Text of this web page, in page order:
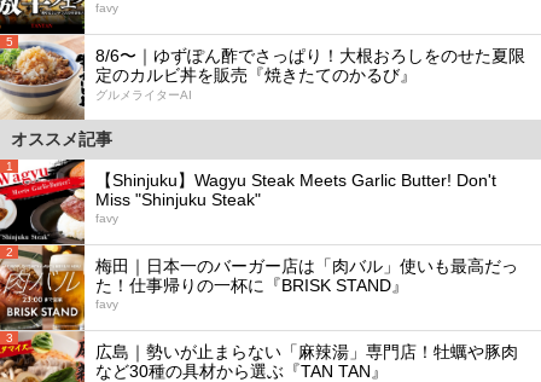
favy
5
8/6〜｜ゆずぽん酢でさっぱり！大根おろしをのせた夏限
定のカルビ丼を販売『焼きたてのかるび』
グルメライターAI
オススメ記事
1
【Shinjuku】Wagyu Steak Meets Garlic Butter! Don't
Miss "Shinjuku Steak"
favy
2
梅田｜日本一のバーガー店は「肉バル」使いも最高だっ
た！仕事帰りの一杯に『BRISK STAND』
favy
3
広島｜勢いが止まらない「麻辣湯」専門店！牡蠣や豚肉
など30種の具材から選ぶ『TAN TAN』